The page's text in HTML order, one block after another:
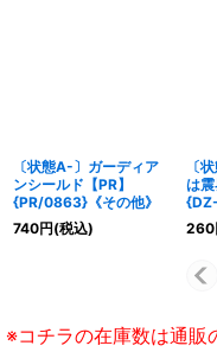
〔状態A-〕ガーディア
ンシールド【PR】
{PR/0863}《その他》
740円(税込)
〔
は震
ラン
260
※コチラの在庫数は通販